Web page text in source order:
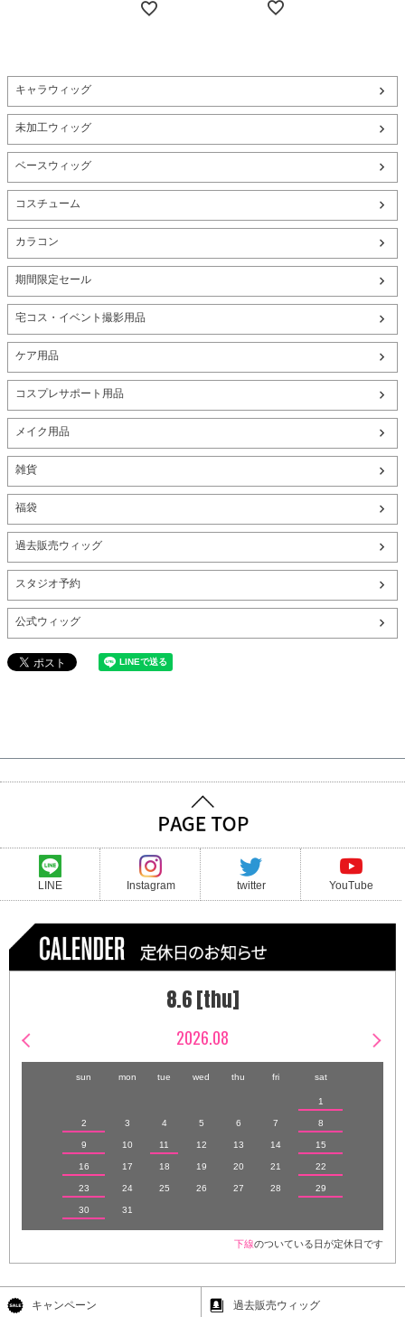
キャラウィッグ
未加工ウィッグ
ベースウィッグ
コスチューム
カラコン
期間限定セール
宅コス・イベント撮影用品
ケア用品
コスプレサポート用品
メイク用品
雑貨
福袋
過去販売ウィッグ
スタジオ予約
公式ウィッグ
LINE Instagram twitter YouTube
8.6 [thu]
2026.08
sun mon tue wed thu fri sat
1
2 3 4 5 6 7 8
9 10 11 12 13 14 15
16 17 18 19 20 21 22
23 24 25 26 27 28 29
30 31
下線のついている日が定休日です
キャンペーン 過去販売ウィッグ